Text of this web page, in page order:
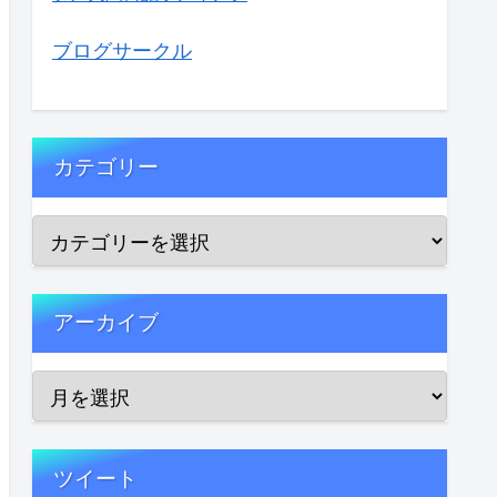
ブログサークル
カテゴリー
アーカイブ
ツイート